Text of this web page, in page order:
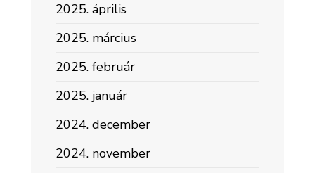
2025. április
2025. március
2025. február
2025. január
2024. december
2024. november